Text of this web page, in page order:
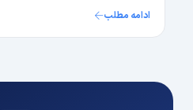
ادامه مطلب